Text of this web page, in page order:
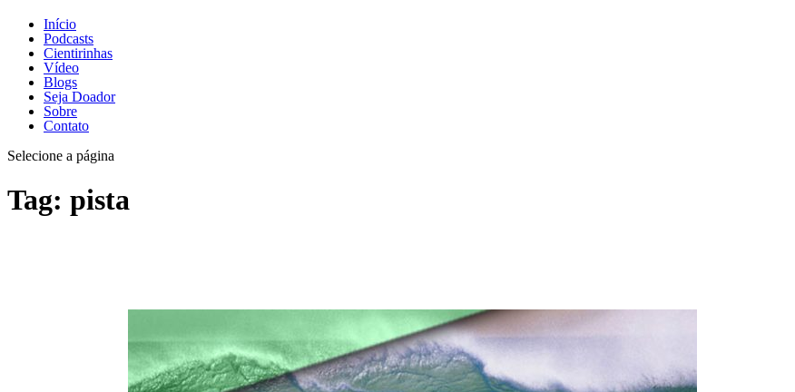
Início
Podcasts
Cientirinhas
Vídeo
Blogs
Seja Doador
Sobre
Contato
Selecione a página
Tag: pista